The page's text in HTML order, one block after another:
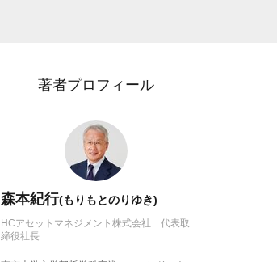
著者プロフィール
森本紀行(もりもとのりゆき)
HCアセットマネジメント株式会社 代表取
締役社長